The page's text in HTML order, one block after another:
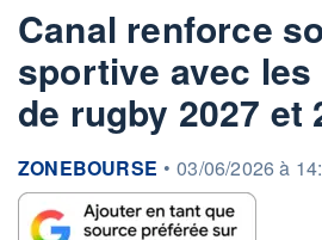
Canal renforce
sportive avec
de rugby 2027 et
information fournie par
ZONEBOURSE • 03/06/2026 à